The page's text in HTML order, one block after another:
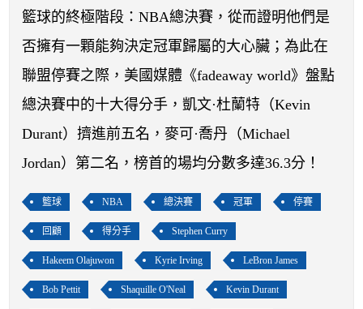
籃球的終極階段：NBA總決賽，從而證明他們是
否擁有一顆能夠決定冠軍歸屬的大心臟；為此在
聯盟停賽之際，美國媒體《fadeaway world》盤點
總決賽中的十大得分手，凱文·杜蘭特（Kevin
Durant）擠進前五名，麥可·喬丹（Michael
Jordan）第二名，榜首的場均分數多達36.3分！
籃球 NBA 總決賽 冠軍 停賽
回顧 得分手 Stephen Curry
Hakeem Olajuwon Kyrie Irving LeBron James
Bob Pettit Shaquille O'Neal Kevin Durant